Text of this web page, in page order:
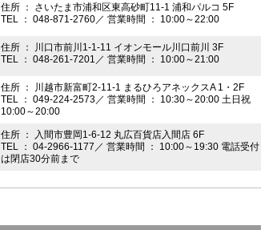
住所 ： さいたま市浦和区東高砂町11-1 浦和パルコ 5F
TEL ： 048-871-2760／ 営業時間 ： 10:00～22:00
住所 ： 川口市前川1-1-11 イオンモール川口前川 3F
TEL ： 048-261-7201／ 営業時間 ： 10:00～21:00
住所 ： 川越市新富町2-11-1 まるひろアネックスA 1・2F
TEL ： 049-224-2573／ 営業時間 ： 10:30～20:00 土日祝
10:00～20:00
住所 ： 入間市豊岡1-6-12 丸広百貨店入間店 6F
TEL ： 04-2966-1177／ 営業時間 ： 10:00～19:30 電話受付
は閉店30分前まで